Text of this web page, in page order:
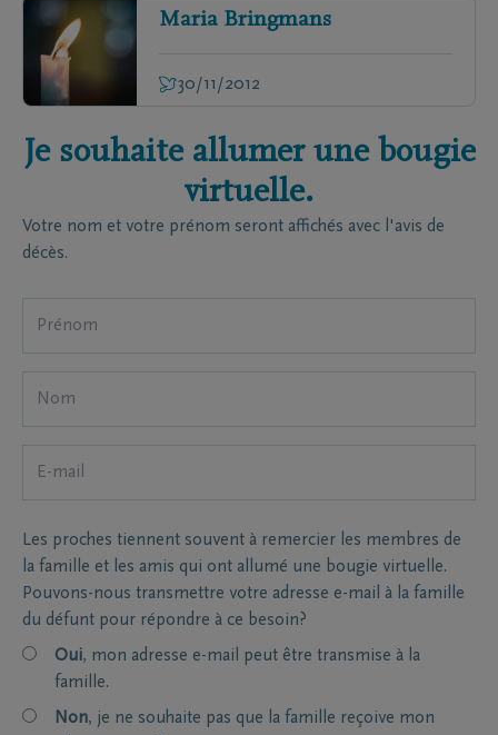
Maria Bringmans
30/11/2012
Je souhaite allumer une bougie
virtuelle.
Votre nom et votre prénom seront affichés avec l'avis de
décès.
Les proches tiennent souvent à remercier les membres de
la famille et les amis qui ont allumé une bougie virtuelle.
Pouvons-nous transmettre votre adresse e-mail à la famille
du défunt pour répondre à ce besoin?
Oui, mon adresse e-mail peut être transmise à la
famille.
Non, je ne souhaite pas que la famille reçoive mon